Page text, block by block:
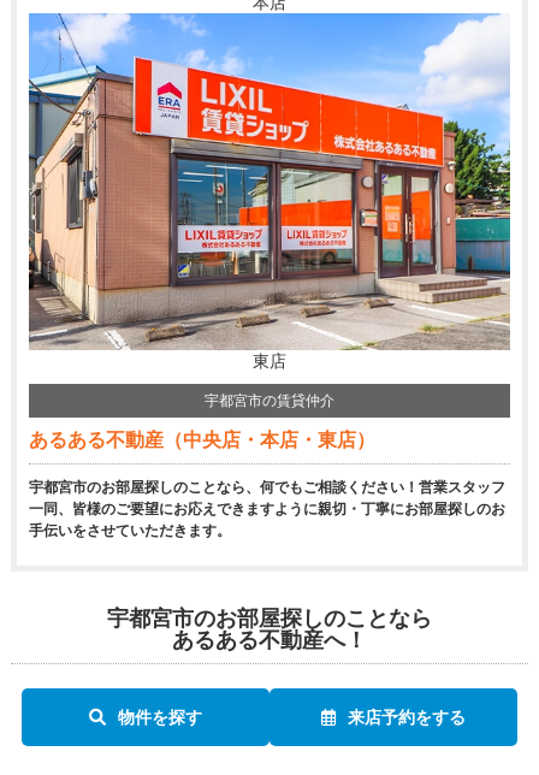
東店
宇都宮市の賃貸仲介
あるある不動産（中央店・本店・東店）
宇都宮市のお部屋探しのことなら、何でもご相談ください！営業スタッフ
一同、皆様のご要望にお応えできますように親切・丁寧にお部屋探しのお
手伝いをさせていただきます。
宇都宮市のお部屋探しのことなら
あるある不動産へ！
物件を探す 来店予約をする